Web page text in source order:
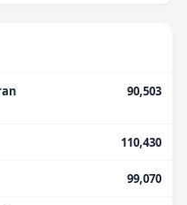
90,503
110,430
99,070